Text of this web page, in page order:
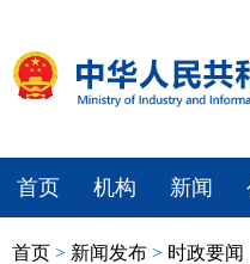
首页 机构 新闻
首页 > 新闻发布 > 时政要闻